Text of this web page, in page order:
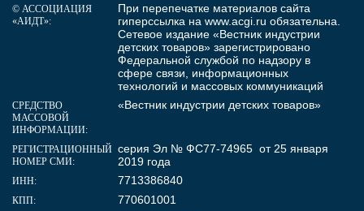
© АССОЦИАЦИЯ
«АИДТ»:
При перепечатке материалов сайта
гиперссылка на www.acgi.ru обязательна.
Сетевое издание «Вестник индустрии
детских товаров» зарегистрировано
Федеральной службой по надзору в
сфере связи, информационных
технологий и массовых коммуникаций
СРЕДСТВО
МАССОВОЙ
ИНФОРМАЦИИ:
«Вестник индустрии детских товаров»
РЕГИСТРАЦИОННЫЙ
НОМЕР СМИ:
серия Эл № ФС77-74965 от 25 января
2019 года
ИНН: 7713386840
КПП: 770601001